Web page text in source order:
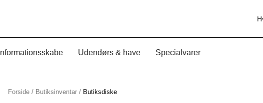
Informationsskabe Udendørs & have Specialvarer
Forside / Butiksinventar / Butiksdiske